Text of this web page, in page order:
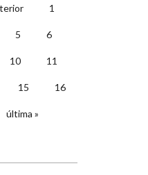
1
5 6
10 11
15 16
última »